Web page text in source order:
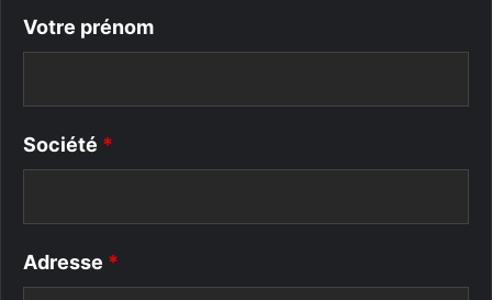
Votre prénom
Société *
Adresse *